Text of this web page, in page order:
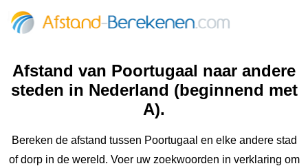
Afstand van Poortugaal naar andere
steden in Nederland (beginnend met
A).
Bereken de afstand tussen Poortugaal en elke andere stad
of dorp in de wereld. Voer uw zoekwoorden in verklaring om